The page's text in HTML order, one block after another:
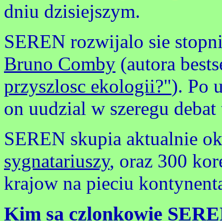
dniu dzisiejszym.
SEREN rozwijalo sie
Bruno Comby (autora
przyszlosc ekologii?"). Po
on uudzial w szeregu
SEREN skupia aktualnie
sygnatariuszy, oraz 300
krajow na pieciu
Kim sa czlonkowie